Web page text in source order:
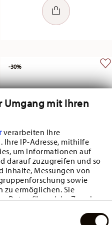
mit Ihren
verarbeiten Ihre
Ihre IP-Adresse, mithilfe
um Informationen auf
darauf zuzugreifen und so
Inhalte, Messungen von
sowie
zu ermöglichen. Sie
Daten für welche Zwecke
auf das Privacy
Happy Wintertime Happy Wintertime
Box small
-30%